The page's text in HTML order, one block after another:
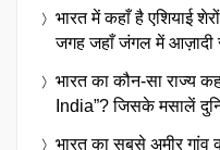
भारत में कहाँ है एशियाई
जगह जहाँ जंगल में
भारत का कौन-सा राज्य
India”? जिसके मसालें
भारत का सबसे अमीर गांव